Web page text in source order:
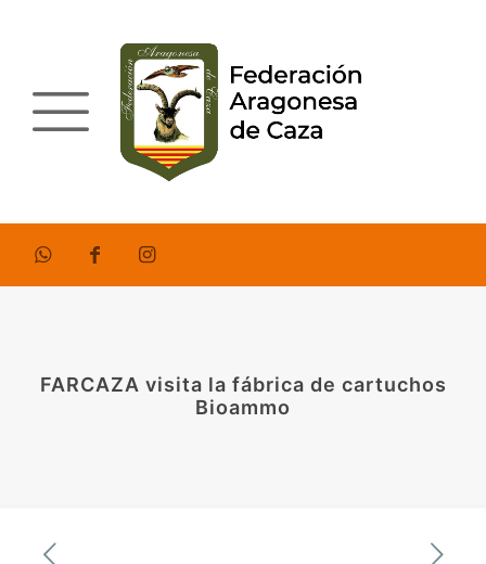
FARCAZA visita la fábrica de cartuchos
Bioammo